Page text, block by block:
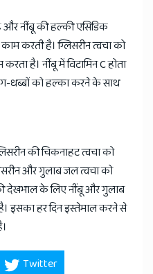
और नींबू की हल्की एसिडिक
करती है। ग्लिसरीन त्वचा को
है। नींबू में विटामिन C होता
धब्बों को हल्का करने के साथ
की चिकनाहट त्वचा को
और गुलाब जल त्वचा को
देखभाल के लिए नींबू और गुलाब
इसका हर दिन इस्तेमाल करने से
Twitter